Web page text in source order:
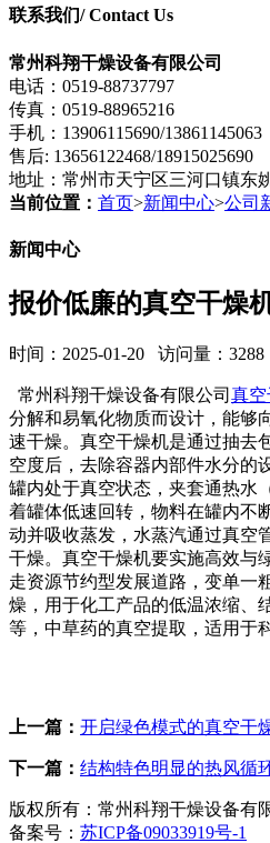
联系我们/ Contact Us
常州科翔干燥设备有限公司
电话：0519-88737797
传真：0519-88965216
手机：13906115690/13861145063
售后: 13656122468/18915025690
地址：常州市天宁区三河口镇东
当前位置： 首页>新闻中心>公司
新闻中心
报价低廉的真空干燥
时间：2025-01-20 访问量：3288
常州科翔干燥设备有限公司 真
分解和易氧化物质而设计，能够
速干燥。真空干燥机是通过抽去
空度后，去除容器内部件水分的
罐内处于真空状态，夹套通热水
着罐体低速回转，物料在罐内不
动并吸收蒸发，水蒸汽通过真空
干燥。真空干燥机要实施高效与
走资源节约型发展道路，变单一
燥，用于化工产品的低温浓缩、
等，中草药的真空提取，适用于
上一篇： 开启绿色模式的真空干
下一篇： 结构特色明显的热风循
版权所有：常州科翔干燥设备有
备案号： 苏ICP备09033919号-1